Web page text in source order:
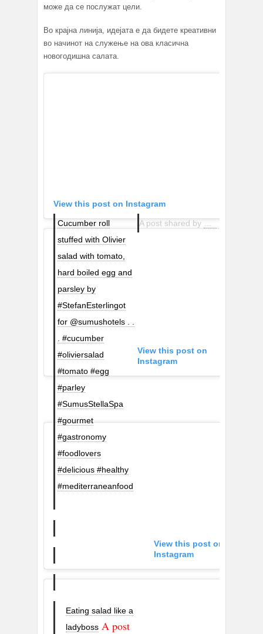
може да се послужат цели.
Во крајна линија, идејата е да бидете креативни
во начинот на служење на ова класична
новогодишна салата.
View this post on Instagram
Cucumber roll
stuffed with Olivier
salad with tomato,
hard boiled egg and
parsley by
#StefanEsterlingot
for @sumushotels . .
. #cucumber
#oliviersalad
#tomato #egg
#parley
#SumusStellaSpa
#gourmet
#gastronomy
#foodlovers
#delicious #healthy
#mediterraneanfood
View this post on
Instagram
Eating salad like a
ladyboss A post
View this post on
Instagram